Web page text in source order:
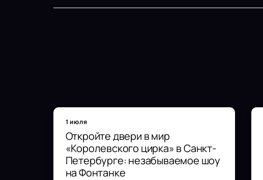
1 июля
Откройте двери в мир
«Королевского цирка» в Санкт-
Петербурге: незабываемое шоу
на Фонтанке